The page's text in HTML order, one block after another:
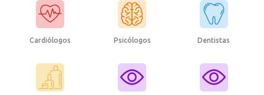
Cardiólogos Psicólogos Dentistas